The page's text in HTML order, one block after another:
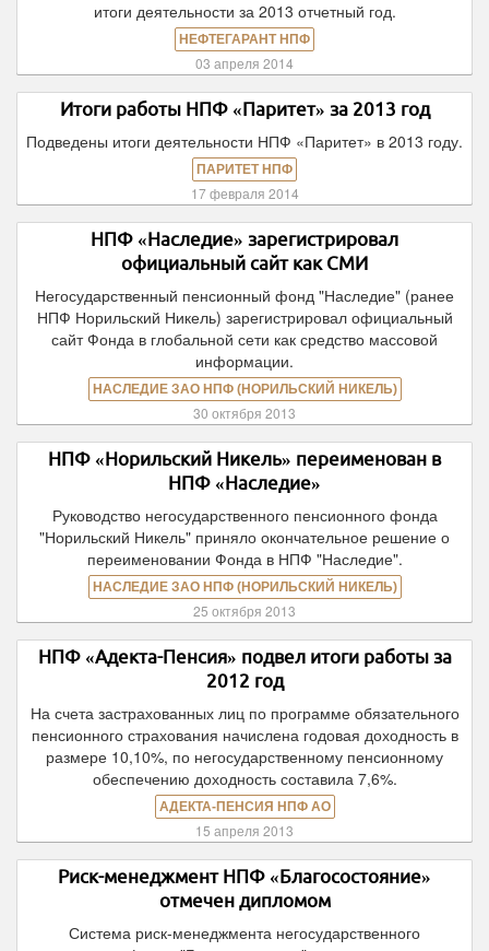
итоги деятельности за 2013 отчетный год.
НЕФТЕГАРАНТ НПФ
03 апреля 2014
Итоги работы НПФ «Паритет» за 2013 год
Подведены итоги деятельности НПФ «Паритет» в 2013 году.
ПАРИТЕТ НПФ
17 февраля 2014
НПФ «Наследие» зарегистрировал
официальный сайт как СМИ
Негосударственный пенсионный фонд "Наследие" (ранее
НПФ Норильский Никель) зарегистрировал официальный
сайт Фонда в глобальной сети как средство массовой
информации.
НАСЛЕДИЕ ЗАО НПФ (НОРИЛЬСКИЙ НИКЕЛЬ)
30 октября 2013
НПФ «Норильский Никель» переименован в
НПФ «Наследие»
Руководство негосударственного пенсионного фонда
"Норильский Никель" приняло окончательное решение о
переименовании Фонда в НПФ "Наследие".
НАСЛЕДИЕ ЗАО НПФ (НОРИЛЬСКИЙ НИКЕЛЬ)
25 октября 2013
НПФ «Адекта-Пенсия» подвел итоги работы за
2012 год
На счета застрахованных лиц по программе обязательного
пенсионного страхования начислена годовая доходность в
размере 10,10%, по негосударственному пенсионному
обеспечению доходность составила 7,6%.
АДЕКТА-ПЕНСИЯ НПФ АО
15 апреля 2013
Риск-менеджмент НПФ «Благосостояние»
отмечен дипломом
Система риск-менеджмента негосударственного